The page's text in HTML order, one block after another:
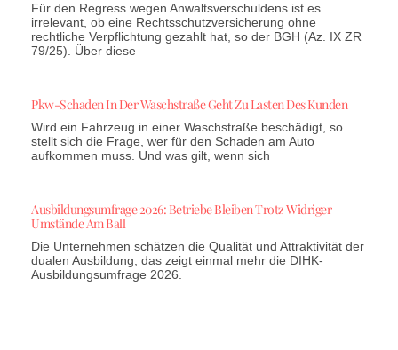
Für den Regress wegen Anwaltsverschuldens ist es
irrelevant, ob eine Rechtsschutzversicherung ohne
rechtliche Verpflichtung gezahlt hat, so der BGH (Az. IX ZR
79/25). Über diese
Pkw-Schaden In Der Waschstraße Geht Zu Lasten Des Kunden
Wird ein Fahrzeug in einer Waschstraße beschädigt, so
stellt sich die Frage, wer für den Schaden am Auto
aufkommen muss. Und was gilt, wenn sich
Ausbildungsumfrage 2026: Betriebe Bleiben Trotz Widriger
Umstände Am Ball
Die Unternehmen schätzen die Qualität und Attraktivität der
dualen Ausbildung, das zeigt einmal mehr die DIHK-
Ausbildungsumfrage 2026.